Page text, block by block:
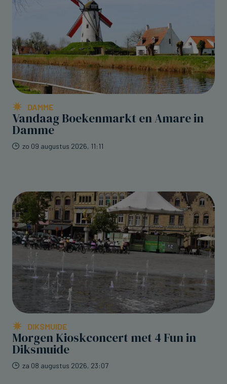
DAMME
Vandaag Boekenmarkt en Amare in
Damme
zo 09 augustus 2026, 11:11
DIKSMUIDE
Morgen Kioskconcert met 4 Fun in
Diksmuide
za 08 augustus 2026, 23:07